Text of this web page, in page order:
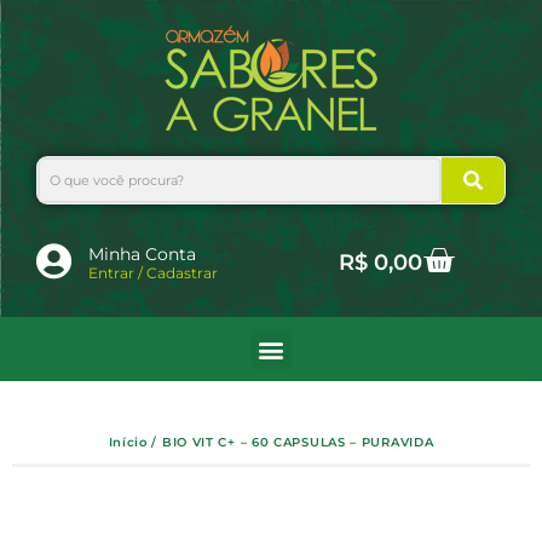
para
o
conteúdo
Search
Minha Conta
Entrar / Cadastrar R$0,00Cart
Início / BIO VIT C+ – 60 CAPSULAS – PURAVIDA